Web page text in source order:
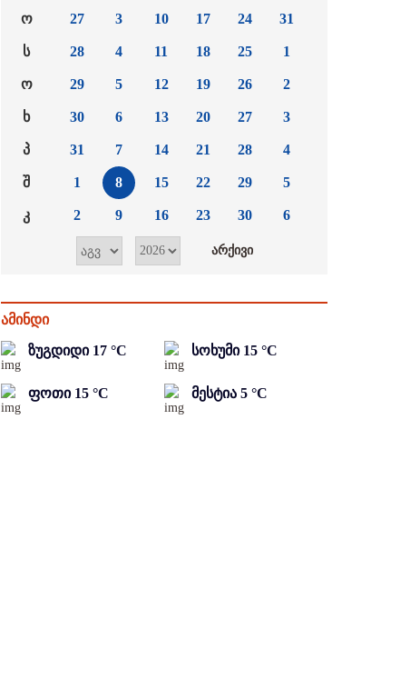
ო
ს
ო
ხ
პ
შ
კ
27
28
29
30
31
1
2
3
4
5
6
7
8
9
10
11
12
13
14
15
16
17
18
19
20
21
22
23
24
25
26
27
28
29
30
31
1
2
3
4
5
6
ამინდი
ზუგდიდი 17 °C სოხუმი 15 °C
ფოთი 15 °C მესტია 5 °C